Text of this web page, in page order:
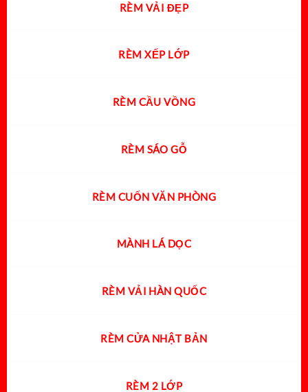
RÈM VẢI ĐẸP
RÈM XẾP LỚP
RÈM CẦU VỒNG
RÈM SÁO GỖ
RÈM CUỐN VĂN PHÒNG
MÀNH LÁ DỌC
RÈM VẢI HÀN QUỐC
RÈM CỬA NHẬT BẢN
RÈM 2 LỚP